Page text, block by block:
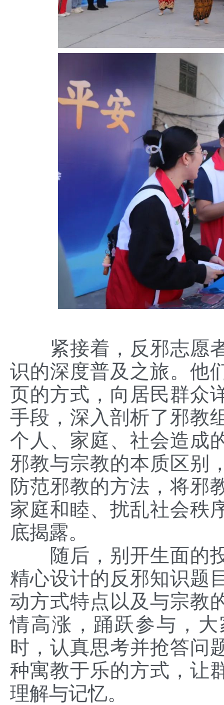
紧接着，反邪志愿者
识的深度普及之旅。他
页的方式，向居民群众
手段，深入剖析了邪教
个人、家庭、社会造成
邪教与宗教的本质区别
防范邪教的方法，将邪
家庭和睦、扰乱社会秩
底揭露。
随后，别开生面的投
精心设计的反邪知识题
动方式特点以及与宗教
情高涨，踊跃参与，
时，认真思考并抢答问
种寓教于乐的方式，让
理解与记忆。